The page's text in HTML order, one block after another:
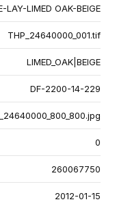
LAY-LIMED OAK-BEIGE
THP_24640000_001.tif
LIMED_OAK|BEIGE
DF-2200-14-229
0
260067750
2012-01-15